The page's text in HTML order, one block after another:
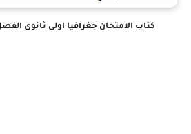
كتاب الامتحان جغرافيا اولى ثانوى الفصل